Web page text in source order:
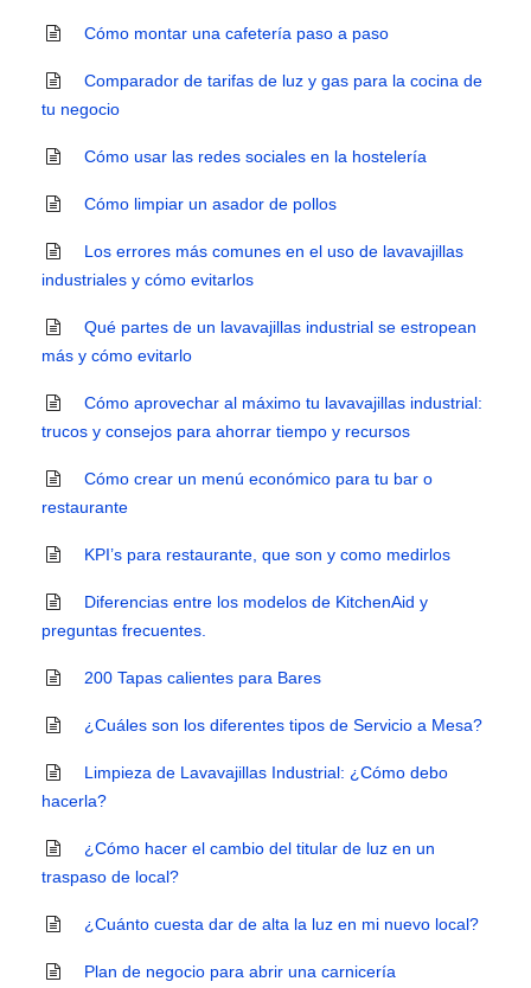
Cómo montar una cafetería paso a paso
Comparador de tarifas de luz y gas para la cocina de
tu negocio
Cómo usar las redes sociales en la hostelería
Cómo limpiar un asador de pollos
Los errores más comunes en el uso de lavavajillas
industriales y cómo evitarlos
Qué partes de un lavavajillas industrial se estropean
más y cómo evitarlo
Cómo aprovechar al máximo tu lavavajillas industrial:
trucos y consejos para ahorrar tiempo y recursos
Cómo crear un menú económico para tu bar o
restaurante
KPI’s para restaurante, que son y como medirlos
Diferencias entre los modelos de KitchenAid y
preguntas frecuentes.
200 Tapas calientes para Bares
¿Cuáles son los diferentes tipos de Servicio a Mesa?
Limpieza de Lavavajillas Industrial: ¿Cómo debo
hacerla?
¿Cómo hacer el cambio del titular de luz en un
traspaso de local?
¿Cuánto cuesta dar de alta la luz en mi nuevo local?
Plan de negocio para abrir una carnicería